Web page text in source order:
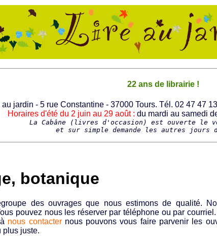
22 ans de librairie !
au jardin - 5 rue Constantine - 37000 Tours. Tél. 02 47 47
Horaires d'été du 2 juin au 29 août : du mardi au samedi
La Cabâne (livres d'occasion) est ouverte le
et sur simple demande les autres jours
botanique
des ouvrages que nous estimons de qualité.
pouvez nous les réserver par téléphone ou par
nous contacternous pouvons vous faire parvenir les
plus juste.